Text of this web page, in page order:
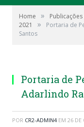
Home »
2021
»
Portaria de
Santos
Portaria de
Adarlindo
POR CR2-ADMIN4 EM 26 DE